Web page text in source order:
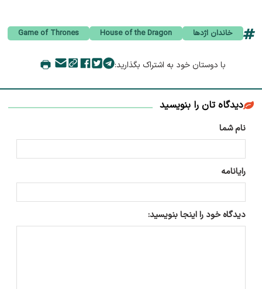
خاندان اژدها House of the Dragon
Game of Thrones
با دوستان خود به اشتراک بگذارید:
دیدگاه تان را بنویسید
نام شما
رایانامه
دیدگاه خود را اینجا بنویسید: